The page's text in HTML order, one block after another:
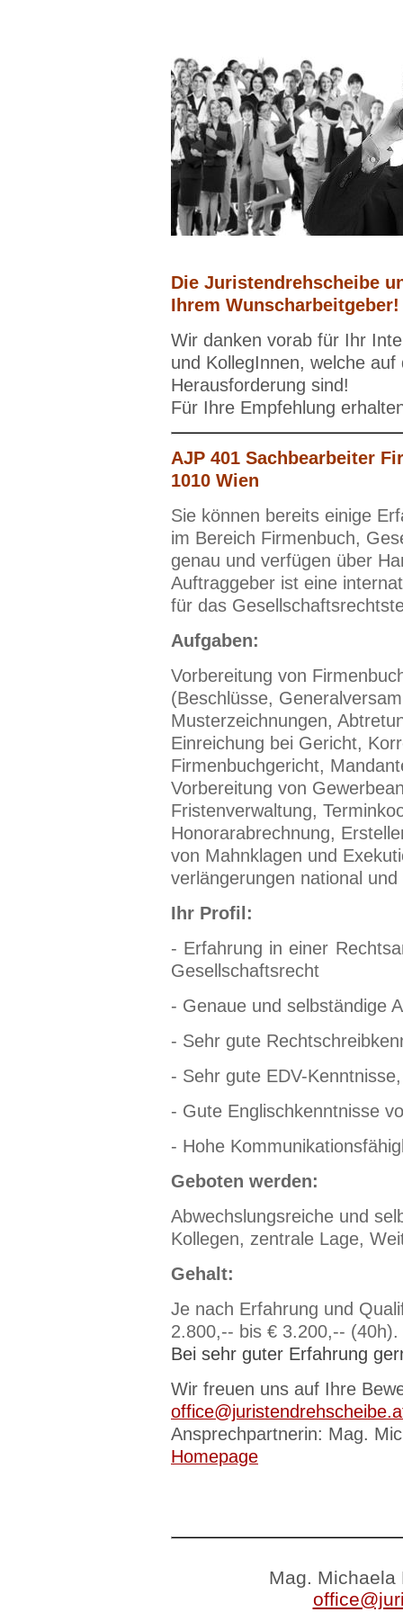
Die Juristendrehscheibe
Ihrem Wunscharbeitgeber!
Wir danken vorab für Ihr
und KollegInnen, welche
Herausforderung sind!
Für Ihre Empfehlung
AJP 401 Sachbearbeiter
1010 Wien
Sie können bereits einige
im Bereich Firmenbuch,
genau und verfügen über
Auftraggeber ist eine
für das
Aufgaben:
Vorbereitung von
(Beschlüsse,
Musterzeichnungen,
Einreichung bei Gericht,
Firmenbuchgericht,
Vorbereitung von
Fristenverwaltung,
Honorarabrechnung,
von Mahnklagen und
verlängerungen national
Ihr Profil:
- Erfahrung in einer
Gesellschaftsrecht
- Genaue und selbständige
- Sehr gute
- Sehr gute EDV-
- Gute Englischkenntnisse
- Hohe
Geboten werden:
Abwechslungsreiche und
Kollegen, zentrale Lage,
Gehalt:
Je nach Erfahrung und
2.800,-- bis € 3.200,-- (40h).
Bei sehr guter Erfahrung
Wir freuen uns auf Ihre
Ansprechpartnerin: Mag.
Homepage
Mag. Michaela